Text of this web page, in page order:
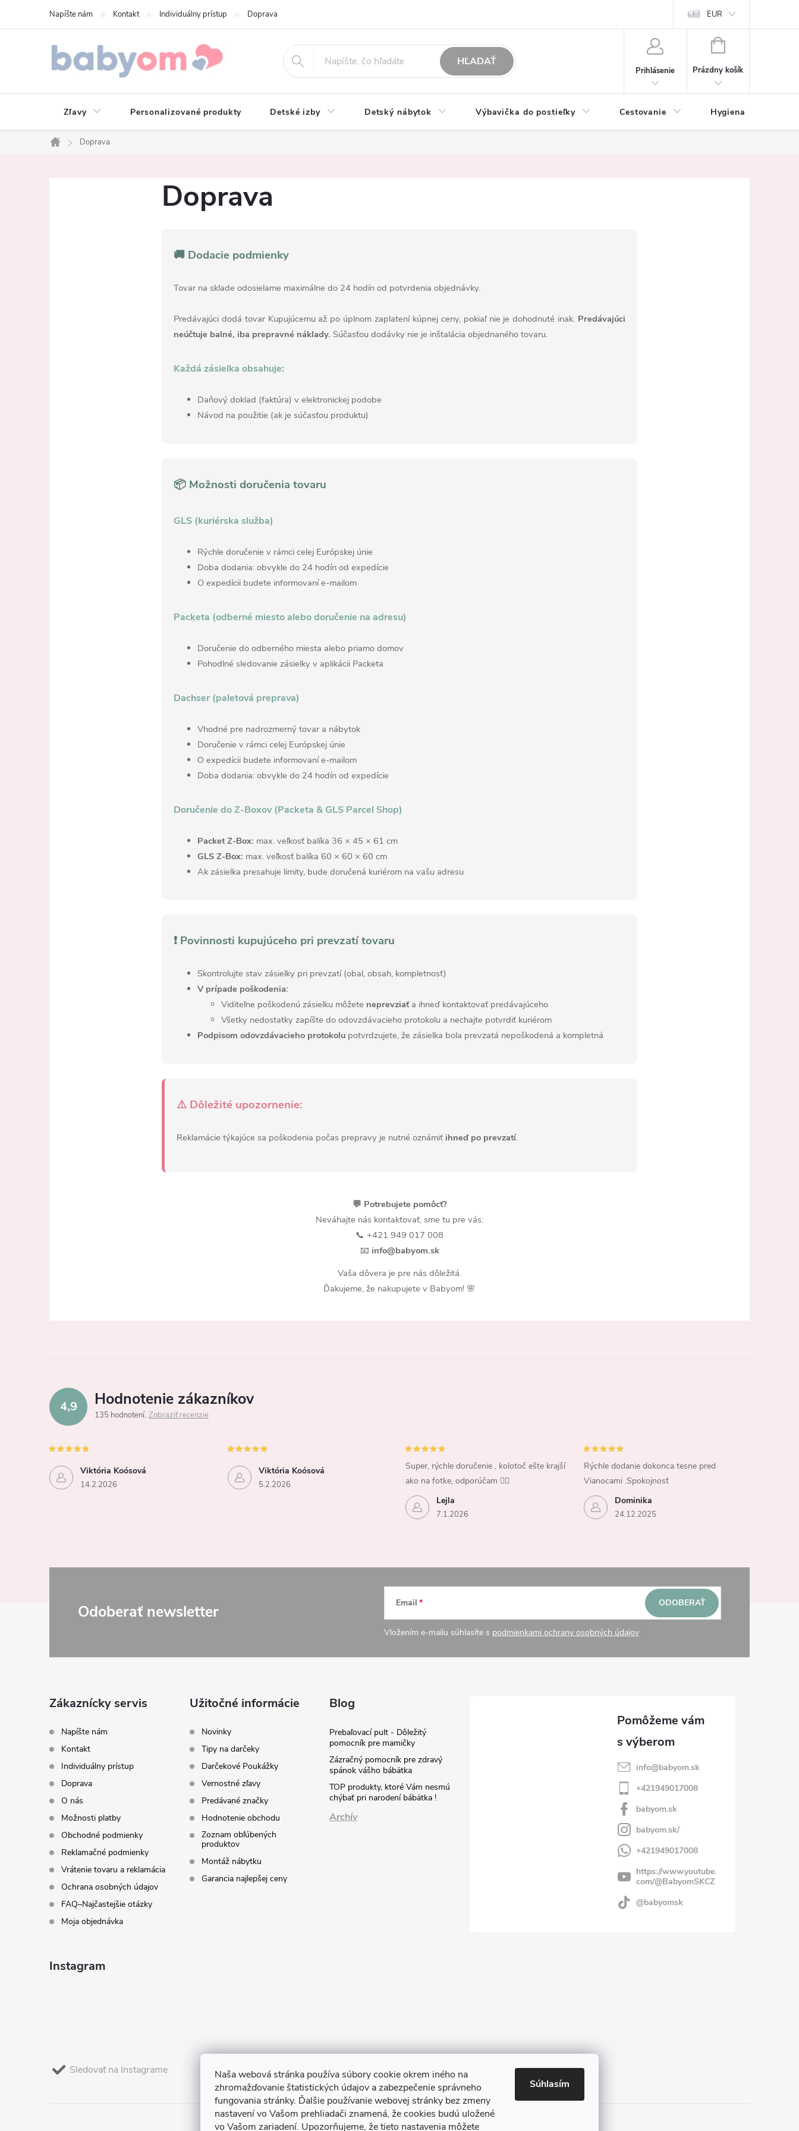
Naša webová stránka používa súbory cookie okrem iného na
zhromažďovanie štatistických údajov a zabezpečenie správneho
fungovania stránky. Ďalšie používanie webovej stránky bez zmeny
nastavení vo Vašom prehliadači znamená, že cookies budú uložené
vo Vašom zariadení. Upozorňujeme, že tieto nastavenia môžete
Súhlasím
Napíšte nám Kontakt Individuálny prístup Doprava Vrátenie tovaru a reklamácia Ochrana osobných
EUR
HĽADAŤ
Prihlásenie
NÁKUPNÝ
Prázdny košík
Zľavy Personalizované produkty Detské izby Detský nábytok Výbavička do postieľky Cestovanie Hygiena
Domov
Doprava
Doprava
🚚 Dodacie podmienky
Tovar na sklade odosielame maximálne do 24 hodín od potvrdenia objednávky.
Predávajúci dodá tovar Kupujúcemu až po úplnom zaplatení kúpnej ceny, pokiaľ nie je dohodnuté inak. Predávajúci
neúčtuje balné, iba prepravné náklady. Súčasťou dodávky nie je inštalácia objednaného tovaru.
Každá zásielka obsahuje:
Daňový doklad (faktúra) v elektronickej podobe
Návod na použitie (ak je súčasťou produktu)
📦 Možnosti doručenia tovaru
GLS (kuriérska služba)
Rýchle doručenie v rámci celej Európskej únie
Doba dodania: obvykle do 24 hodín od expedície
O expedícii budete informovaní e-mailom
Packeta (odberné miesto alebo doručenie na adresu)
Doručenie do odberného miesta alebo priamo domov
Pohodlné sledovanie zásielky v aplikácii Packeta
Dachser (paletová preprava)
Vhodné pre nadrozmerný tovar a nábytok
Doručenie v rámci celej Európskej únie
O expedícii budete informovaní e-mailom
Doba dodania: obvykle do 24 hodín od expedície
Doručenie do Z-Boxov (Packeta & GLS Parcel Shop)
Packet Z-Box: max. veľkosť balíka 36 × 45 × 61 cm
GLS Z-Box: max. veľkosť balíka 60 × 60 × 60 cm
Ak zásielka presahuje limity, bude doručená kuriérom na vašu adresu
❗ Povinnosti kupujúceho pri prevzatí tovaru
Skontrolujte stav zásielky pri prevzatí (obal, obsah, kompletnosť)
V prípade poškodenia:
Viditeľne poškodenú zásielku môžete neprevziaťa ihneď kontaktovať predávajúceho
Všetky nedostatky zapíšte do odovzdávacieho protokolu a nechajte potvrdiť kuriérom
Podpisom odovzdávacieho protokolu potvrdzujete, že zásielka bola prevzatá nepoškodená a kompletná
⚠️ Dôležité upozornenie:
Reklamácie týkajúce sa poškodenia počas prepravy je nutné oznámiť ihneď po prevzatí.
💬 Potrebujete pomôcť?
Neváhajte nás kontaktovať, sme tu pre vás:
📞 +421 949 017 008
📧 info@babyom.sk
Vaša dôvera je pre nás dôležitá.
Ďakujeme, že nakupujete v Babyom! 🌸
4,9 Hodnotenie zákazníkov
135 hodnotení Zobraziť recenzie
Viktória Koósová
14.2.2026
Viktória Koósová
5.2.2026
Lejla
7.1.2026
Super, rýchle doručenie , kolotoč ešte krajší
ako na fotke, odporúčam 👍🏻
Dominika
24.12.2025
Rýchle dodanie dokonca tesne pred
Vianocami .Spokojnosť
Odoberať newsletter Email
Vložením e-mailu súhlasíte s podmienkami ochrany osobných údajov
ODOBERAŤ
Zákaznícky servis
Napíšte nám
Kontakt
Individuálny prístup
Doprava
O nás
Možnosti platby
Obchodné podmienky
Reklamačné podmienky
Vrátenie tovaru a reklamácia
Ochrana osobných údajov
FAQ–Najčastejšie otázky
Moja objednávka
Užitočné informácie
Novinky
Tipy na darčeky
Darčekové Poukážky
Vernostné zľavy
Predávané značky
Hodnotenie obchodu
Zoznam obľúbených
produktov
Montáž nábytku
Garancia najlepšej ceny
Blog
Prebaľovací pult - Dôležitý
pomocník pre mamičky
Zázračný pomocník pre zdravý
spánok vášho bábätka
TOP produkty, ktoré Vám nesmú
chýbať pri narodení bábätka !
Archív
info@babyom.sk
+421949017008
babyom.sk
babyom.sk/
+421949017008
https://www.youtube.
com/@BabyomSKCZ
@babyomsk
Instagram
Sledovať na Instagrame
TIk Tok Instagram Facebook